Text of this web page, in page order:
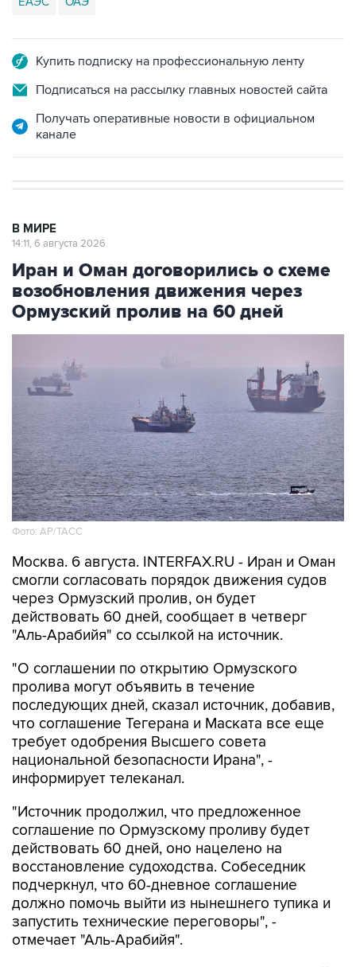
Подписаться на рассылку главных новостей сайта
Получать оперативные новости в официальном
Иран и Оман договорились о схеме
возобновления движения через
Ормузский пролив на 60 дней
Фото: AP/ТАСС
Москва. 6 августа. INTERFAX.RU - Иран и Оман
через Ормузский пролив, он будет
действовать 60 дней, сообщает в четверг
"Аль-Арабийя" со ссылкой на источник.
"О соглашении по открытию Ормузского
последующих дней, сказал источник, добавив,
что соглашение Тегерана и Маската все еще
требует одобрения Высшего совета
национальной безопасности Ирана", -
информирует телеканал.
"Источник продолжил, что предложенное
действовать 60 дней, оно нацелено на
восстановление судоходства. Собеседник
подчеркнул, что 60-дневное соглашение
должно помочь выйти из нынешнего тупика и
запустить технические переговоры", -
отмечает "Аль-Арабийя".
По словам источника, входящие в Ормузский